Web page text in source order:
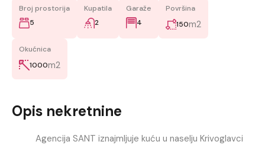
Broj prostorija
5
Kupatila
2
Garaže
4
Površina
150m2
Okućnica
1000m2
Opis nekretnine
Agencija SANT iznajmljuje kuću u naselju Krivoglavci